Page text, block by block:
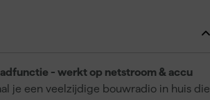
- werkt op netstroom & accu
je een veelzijdige bouwradio in huis die